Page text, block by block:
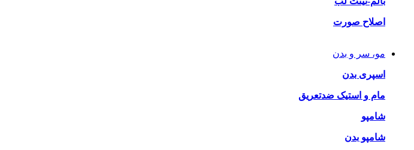
اصلاح صورت
مو، سر و بدن
اسپری بدن
مام و استیک ضدتعریق
شامپو
شامپو بدن